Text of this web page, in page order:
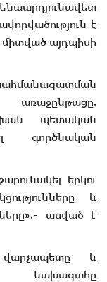
է
միտված այդպիսի
պետական
գործնական
երկու
և
ասված է
վարչապետը և
նախագահը